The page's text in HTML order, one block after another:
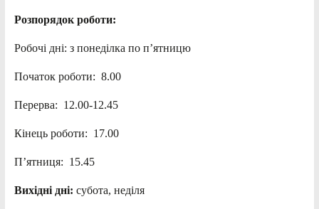
Розпорядок роботи:
Робочі дні: з понеділка по п’ятницю
Початок роботи: 8.00
Перерва: 12.00-12.45
Кінець роботи: 17.00
П’ятниця: 15.45
Вихідні дні: субота, неділя